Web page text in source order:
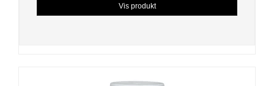
Vis produkt